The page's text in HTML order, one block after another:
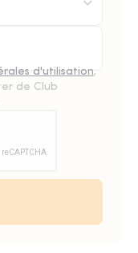
d'utilisation,
de Club